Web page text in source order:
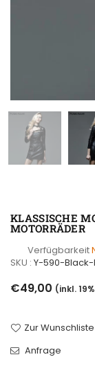
KLASSISCHE
MOTORRÄDER
Verfügbarkeit
SKU : Y-590-Black-
Normaler
Preis
€49,00 (inkl.
Zur
Anfrage